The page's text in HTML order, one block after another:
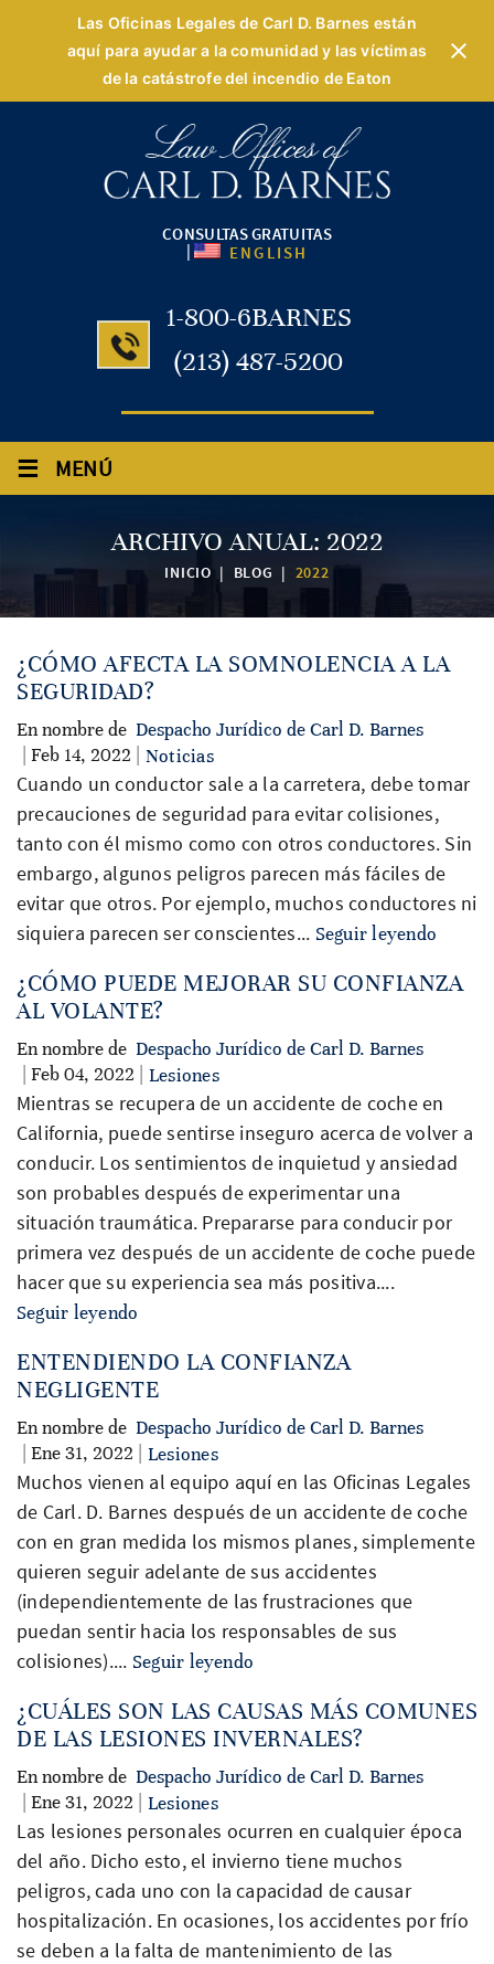
Las Oficinas Legales de Carl D. Barnes están
aquí para ayudar a la comunidad y las víctimas
de la catástrofe del incendio de Eaton
CONSULTAS GRATUITAS
| ENGLISH
1-800-6BARNES
(213) 487-5200
≡ MENÚ
ARCHIVO ANUAL: 2022
INICIO | BLOG | 2022
¿CÓMO AFECTA LA SOMNOLENCIA A LA
SEGURIDAD?
En nombre de Despacho Jurídico de Carl D. Barnes
| Feb 14, 2022 |
Noticias
Cuando un conductor sale a la carretera, debe tomar
precauciones de seguridad para evitar colisiones,
tanto con él mismo como con otros conductores. Sin
embargo, algunos peligros parecen más fáciles de
evitar que otros. Por ejemplo, muchos conductores ni
siquiera parecen ser conscientes... Seguir leyendo
¿CÓMO PUEDE MEJORAR SU CONFIANZA
AL VOLANTE?
En nombre de Despacho Jurídico de Carl D. Barnes
| Feb 04, 2022 |
Lesiones
Mientras se recupera de un accidente de coche en
California, puede sentirse inseguro acerca de volver a
conducir. Los sentimientos de inquietud y ansiedad
son probables después de experimentar una
situación traumática. Prepararse para conducir por
primera vez después de un accidente de coche puede
hacer que su experiencia sea más positiva....
Seguir leyendo
ENTENDIENDO LA CONFIANZA
NEGLIGENTE
En nombre de Despacho Jurídico de Carl D. Barnes
| Ene 31, 2022 |
Lesiones
Muchos vienen al equipo aquí en las Oficinas Legales
de Carl. D. Barnes después de un accidente de coche
con en gran medida los mismos planes, simplemente
quieren seguir adelante de sus accidentes
(independientemente de las frustraciones que
puedan sentir hacia los responsables de sus
colisiones).... Seguir leyendo
¿CUÁLES SON LAS CAUSAS MÁS COMUNES
DE LAS LESIONES INVERNALES?
En nombre de Despacho Jurídico de Carl D. Barnes
| Ene 31, 2022 |
Lesiones
Las lesiones personales ocurren en cualquier época
del año. Dicho esto, el invierno tiene muchos
peligros, cada uno con la capacidad de causar
hospitalización. En ocasiones, los accidentes por frío
se deben a la falta de mantenimiento de las